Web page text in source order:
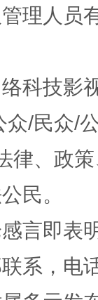
理人员
科技影
/民众/
律、政
民。
言即表
系，电